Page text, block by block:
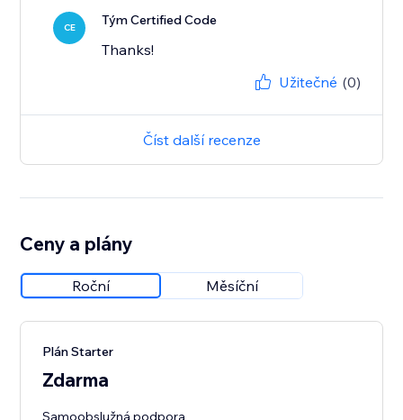
CE Tým Certified Code
Thanks!
Užitečné (0)
Číst další recenze
Ceny a plány
Roční Měsíční
Plán Starter
Zdarma
Samoobslužná podpora